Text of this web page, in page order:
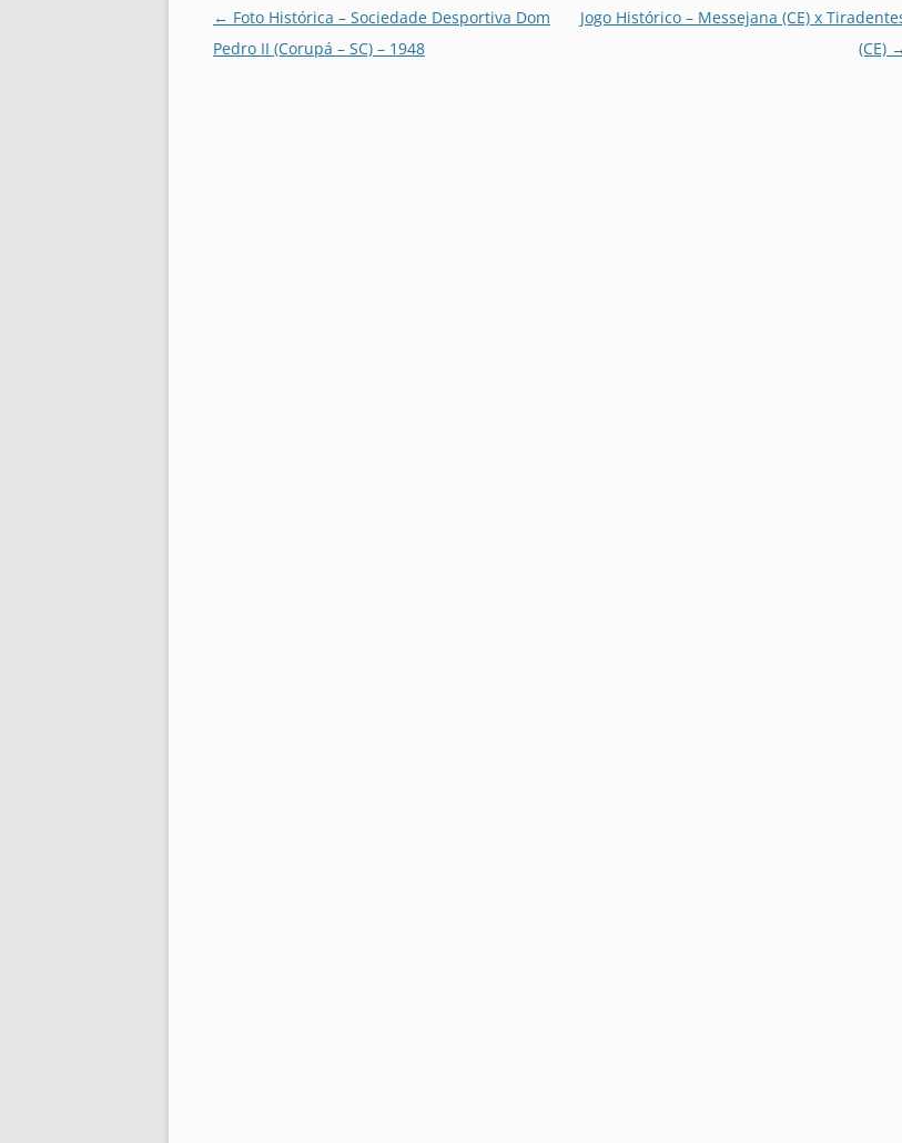
Navegação
de
← Foto Histórica – Sociedade Desportiva Dom
Pedro II (Corupá – SC) – 1948
Jogo Histórico – Messejana (CE) x
(CE) →